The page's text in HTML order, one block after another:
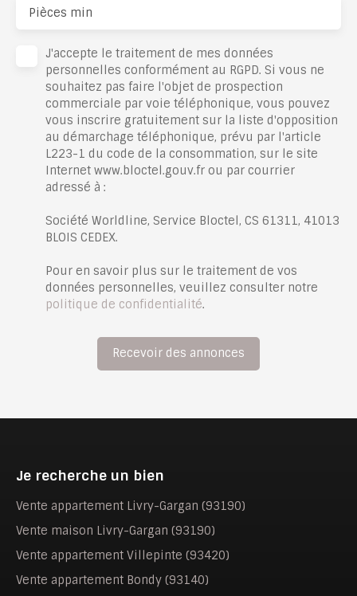
Pièces min
J'accepte le traitement de mes données
personnelles conformément au RGPD. Si vous ne
souhaitez pas faire l'objet de prospection
commerciale par voie téléphonique, vous pouvez
vous inscrire gratuitement sur la liste d'opposition
au démarchage téléphonique, prévu par l'article
L223-1 du code de la consommation, sur le site
Internet www.bloctel.gouv.fr ou par courrier
adressé à :
Société Worldline, Service Bloctel, CS 61311, 41013
BLOIS CEDEX.
Pour en savoir plus sur le traitement de vos
données personnelles, veuillez consulter notre
politique de confidentialité.
Recevoir des annonces
Je recherche un bien
Vente appartement Livry-Gargan (93190)
Vente maison Livry-Gargan (93190)
Vente appartement Villepinte (93420)
Vente appartement Bondy (93140)